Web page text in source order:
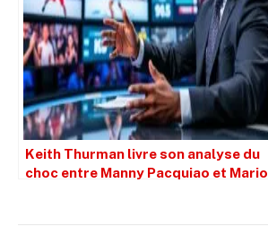
Keith Thurman livre son analyse du
choc entre Manny Pacquiao et Mario